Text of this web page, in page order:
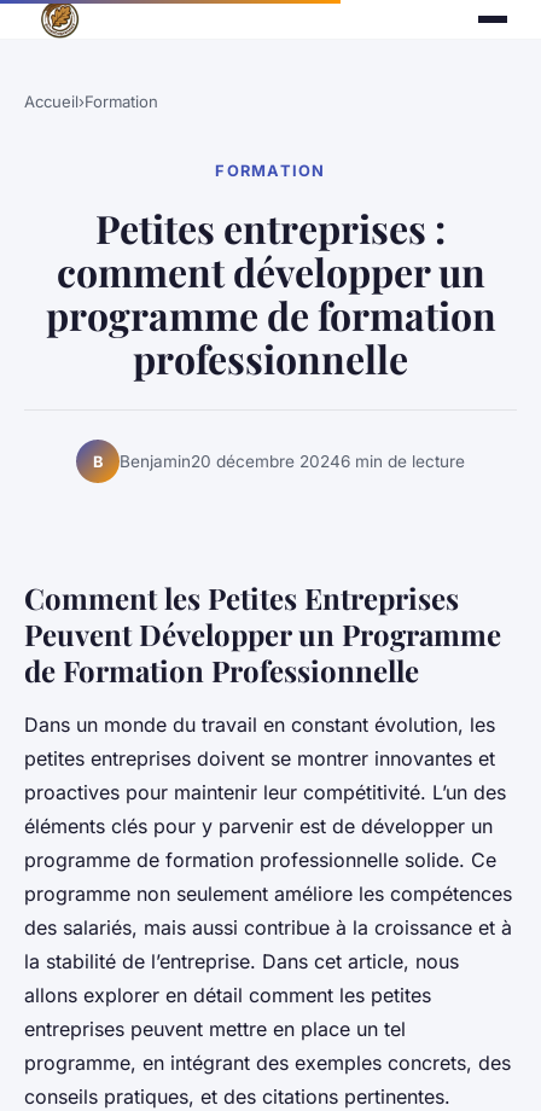
Accueil›Formation
FORMATION
Petites entreprises :
comment développer un
programme de formation
professionnelle
B Benjamin20 décembre 20246 min de lecture
Comment les Petites Entreprises
Peuvent Développer un Programme
de Formation Professionnelle
Dans un monde du travail en constant évolution, les
petites entreprises doivent se montrer innovantes et
proactives pour maintenir leur compétitivité. L’un des
éléments clés pour y parvenir est de développer un
programme de formation professionnelle solide. Ce
programme non seulement améliore les compétences
des salariés, mais aussi contribue à la croissance et à
la stabilité de l’entreprise. Dans cet article, nous
allons explorer en détail comment les petites
entreprises peuvent mettre en place un tel
programme, en intégrant des exemples concrets, des
conseils pratiques, et des citations pertinentes.